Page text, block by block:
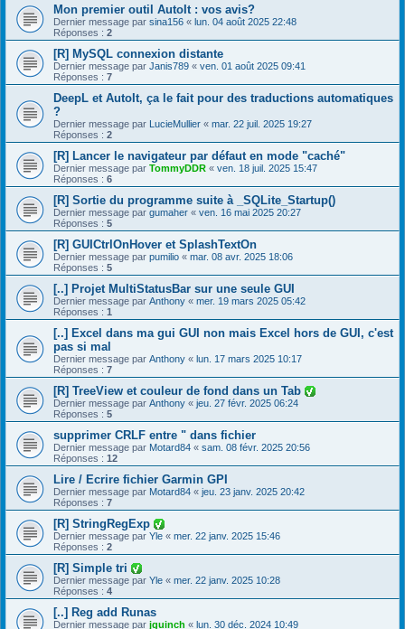
Mon premier outil AutoIt : vos avis?
Dernier message par sina156 « lun. 04 août 2025 22:48
Réponses : 2
[R] MySQL connexion distante
Dernier message par Janis789 « ven. 01 août 2025 09:41
Réponses : 7
DeepL et AutoIt, ça le fait pour des traductions automatiques
?
Dernier message par LucieMullier « mar. 22 juil. 2025 19:27
Réponses : 2
[R] Lancer le navigateur par défaut en mode "caché"
Dernier message par TommyDDR « ven. 18 juil. 2025 15:47
Réponses : 6
[R] Sortie du programme suite à _SQLite_Startup()
Dernier message par gumaher « ven. 16 mai 2025 20:27
Réponses : 5
[R] GUICtrlOnHover et SplashTextOn
Dernier message par pumilio « mar. 08 avr. 2025 18:06
Réponses : 5
[..] Projet MultiStatusBar sur une seule GUI
Dernier message par Anthony « mer. 19 mars 2025 05:42
Réponses : 1
[..] Excel dans ma gui GUI non mais Excel hors de GUI, c'est
pas si mal
Dernier message par Anthony « lun. 17 mars 2025 10:17
Réponses : 7
[R] TreeView et couleur de fond dans un Tab
Dernier message par Anthony « jeu. 27 févr. 2025 06:24
Réponses : 5
supprimer CRLF entre " dans fichier
Dernier message par Motard84 « sam. 08 févr. 2025 20:56
Réponses : 12
Lire / Ecrire fichier Garmin GPI
Dernier message par Motard84 « jeu. 23 janv. 2025 20:42
Réponses : 7
[R] StringRegExp
Dernier message par Yle « mer. 22 janv. 2025 15:46
Réponses : 2
[R] Simple tri
Dernier message par Yle « mer. 22 janv. 2025 10:28
Réponses : 4
[..] Reg add Runas
Dernier message par jguinch « lun. 30 déc. 2024 10:49